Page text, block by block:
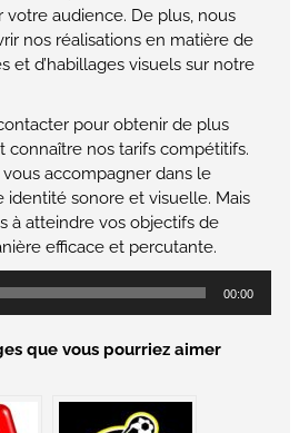
audience. De plus, nous
nos réalisations en matière de
et d’habillages visuels sur notre
pour obtenir de plus
connaître nos tarifs compétitifs.
accompagner dans le
sonore et visuelle. Mais
à atteindre vos objectifs de
efficace et percutante.
00:00
que vous pourriez aimer